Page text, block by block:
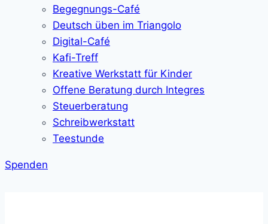
Begegnungs-Café
Deutsch üben im Triangolo
Digital-Café
Kafi-Treff
Kreative Werkstatt für Kinder
Offene Beratung durch Integres
Steuerberatung
Schreibwerkstatt
Teestunde
Spenden